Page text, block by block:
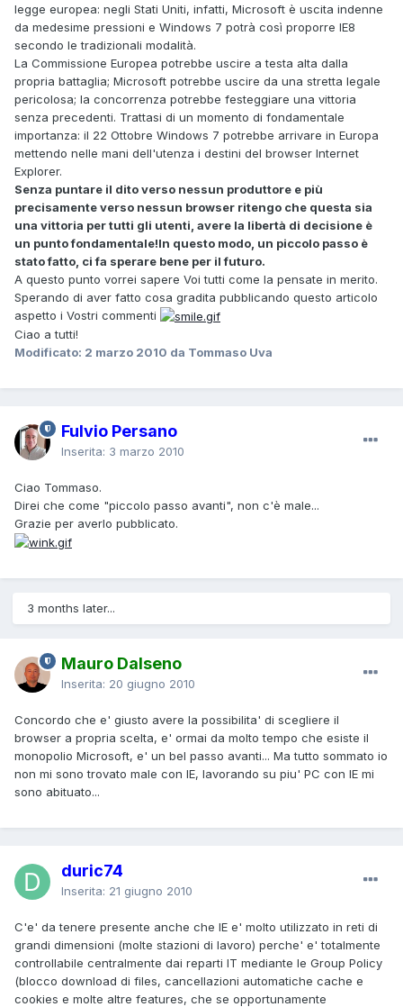
legge europea: negli Stati Uniti, infatti, Microsoft è uscita indenne
da medesime pressioni e Windows 7 potrà così proporre IE8
secondo le tradizionali modalità.
La Commissione Europea potrebbe uscire a testa alta dalla
propria battaglia; Microsoft potrebbe uscire da una stretta legale
pericolosa; la concorrenza potrebbe festeggiare una vittoria
senza precedenti. Trattasi di un momento di fondamentale
importanza: il 22 Ottobre Windows 7 potrebbe arrivare in Europa
mettendo nelle mani dell'utenza i destini del browser Internet
Explorer.
Senza puntare il dito verso nessun produttore e più
precisamente verso nessun browser ritengo che questa sia
una vittoria per tutti gli utenti, avere la libertà di decisione è
un punto fondamentale!In questo modo, un piccolo passo è
stato fatto, ci fa sperare bene per il futuro.
A questo punto vorrei sapere Voi tutti come la pensate in merito.
Sperando di aver fatto cosa gradita pubblicando questo articolo
aspetto i Vostri commenti
Ciao a tutti!
Modificato: 2 marzo 2010 da Tommaso Uva
Fulvio Persano
Inserita: 3 marzo 2010
Ciao Tommaso.
Direi che come "piccolo passo avanti", non c'è male...
Grazie per averlo pubblicato.
3 months later...
Mauro Dalseno
Inserita: 20 giugno 2010
Concordo che e' giusto avere la possibilita' di scegliere il
browser a propria scelta, e' ormai da molto tempo che esiste il
monopolio Microsoft, e' un bel passo avanti... Ma tutto sommato io
non mi sono trovato male con IE, lavorando su piu' PC con IE mi
sono abituato...
duric74
Inserita: 21 giugno 2010
C'e' da tenere presente anche che IE e' molto utilizzato in reti di
grandi dimensioni (molte stazioni di lavoro) perche' e' totalmente
controllabile centralmente dai reparti IT mediante le Group Policy
(blocco download di files, cancellazioni automatiche cache e
cookies e molte altre features, che se opportunamente